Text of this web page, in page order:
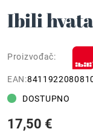
Ibili
Proizvođač:
EAN:
DOSTUPNO
17,50 €